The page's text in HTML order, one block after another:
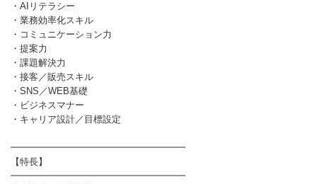
・AIリテラシー
・業務効率化スキル
・コミュニケーション力
・提案力
・課題解決力
・接客／販売スキル
・SNS／WEB基礎
・ビジネスマナー
・キャリア設計／目標設定
━━━━━━━━━━━━━━━━━━━
【特長】
━━━━━━━━━━━━━━━━━━━